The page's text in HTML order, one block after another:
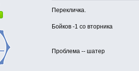
Перекличка.
Бойков -1 со вторника
Проблема -- шатер